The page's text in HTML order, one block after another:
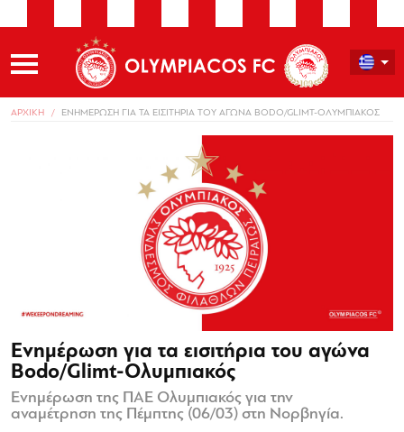
ΑΡΧΙΚΗ ΕΝΗΜΕΡΩΣΗ ΓΙΑ ΤΑ ΕΙΣΙΤΗΡΙΑ ΤΟΥ ΑΓΩΝΑ BODO/GLIMT-ΟΛΥΜΠΙΑΚΟΣ
Ενημέρωση για τα εισιτήρια του αγώνα
Bodo/Glimt-Ολυμπιακός
Ενημέρωση της ΠΑΕ Ολυμπιακός για την
αναμέτρηση της Πέμπτης (06/03) στη Νορβηγία.